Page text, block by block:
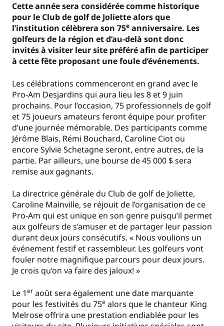
Cette année sera considérée comme historique
pour le Club de golf de Joliette alors que
l’institution célèbrera son 75e anniversaire. Les
golfeurs de la région et d’au-delà sont donc
invités à visiter leur site préféré afin de participer
à cette fête proposant une foule d’événements.
Les célébrations commenceront en grand avec le
Pro-Am Desjardins qui aura lieu les 8 et 9 juin
prochains. Pour l’occasion, 75 professionnels de golf
et 75 joueurs amateurs feront équipe pour profiter
d’une journée mémorable. Des participants comme
Jérôme Blais, Rémi Bouchard, Caroline Ciot ou
encore Sylvie Schetagne seront, entre autres, de la
partie. Par ailleurs, une bourse de 45 000 $ sera
remise aux gagnants.
La directrice générale du Club de golf de Joliette,
Caroline Mainville, se réjouit de l’organisation de ce
Pro-Am qui est unique en son genre puisqu’il permet
aux golfeurs de s’amuser et de partager leur passion
durant deux jours consécutifs. « Nous voulions un
événement festif et rassembleur. Les golfeurs vont
fouler notre magnifique parcours pour deux jours.
Je crois qu’on va faire des jaloux! »
Le 1er août sera également une date marquante
pour les festivités du 75e alors que le chanteur King
Melrose offrira une prestation endiablée pour les